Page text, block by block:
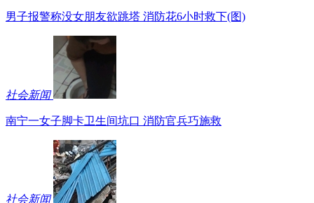
男子报警称没女朋友欲跳塔 消防花6小时救下(图)
社会新闻
南宁一女子脚卡卫生间坑口 消防官兵巧施救
社会新闻